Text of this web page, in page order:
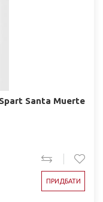
Santa Muerte
ПРИДБАТИ